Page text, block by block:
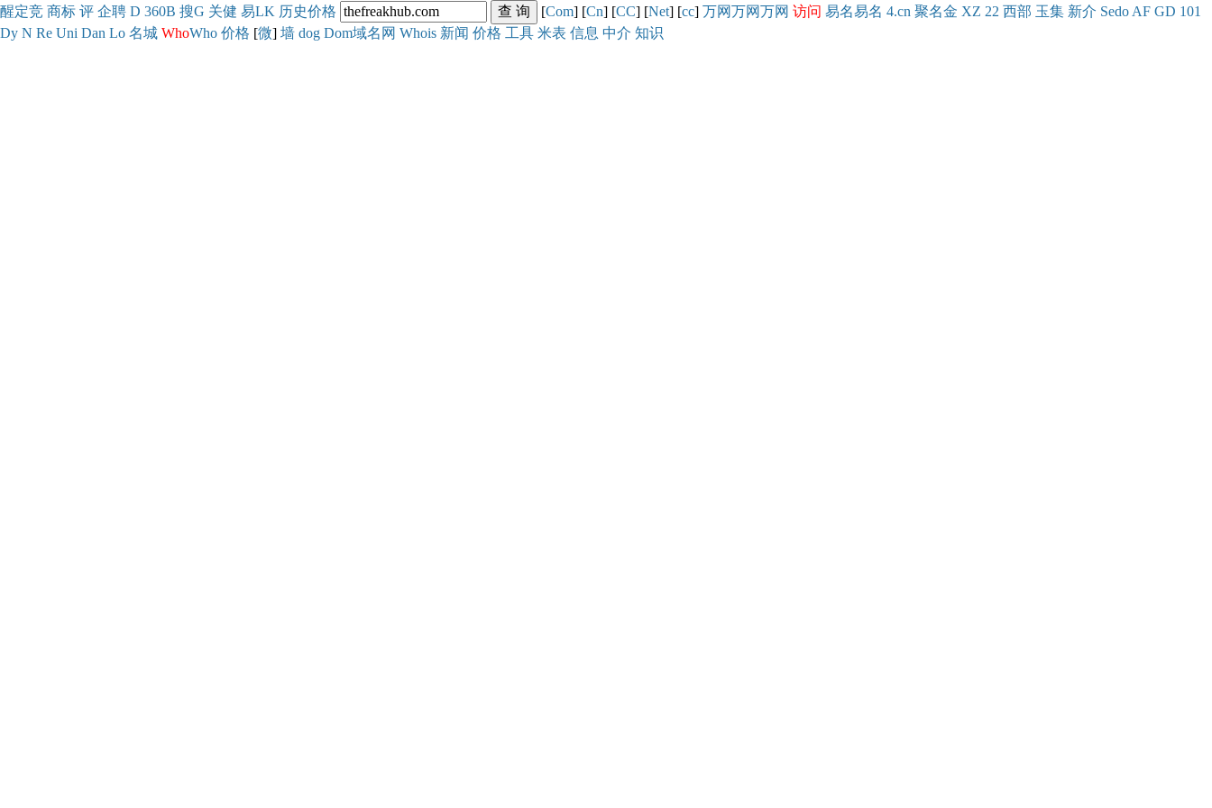
醒定竞 商标 评 企聘 D 360B 搜G 关健 易LK 历史价格 [Com] [Cn] [CC] [Net] [cc] 万网万网万网 访问 易名易名 4.cn 聚名金 XZ 22 西部 玉集 新介 Sedo AF GD 101
Dy N Re Uni Dan Lo 名城 WhoWho 价格 [微] 墙 dog Dom域名网 Whois 新闻 价格 工具 米表 信息 中介 知识